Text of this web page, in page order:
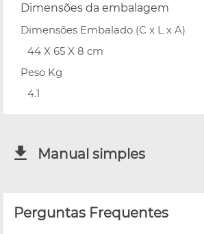
Dimensões da embalagem
Dimensões Embalado (C x L x A)
44 X 65 X 8 cm
Peso Kg
4.1
Manual simples
Perguntas Frequentes